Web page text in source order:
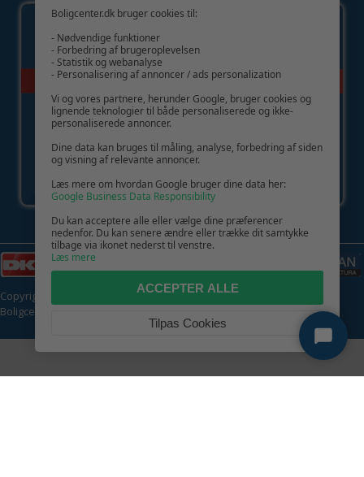
Copyright © 2026 | CVR: DK41222093 | Alle rettigheder forbeholdes |
Boligcenter.dk
Boligcenter.dk bruger cookies til:
- Nødvendige funktioner
- Forbedring af brugeroplevelsen
- Statistik og webanalyse
- Personalisering af annoncer / ads personalization
Vi og vores partnere, herunder Google, bruger cookies og
lignende teknologier til både personaliserede og ikke-
personaliserede annoncer.
Dine data kan bruges til måling, analyse, forbedring af siden
og visning af relevante annoncer.
Læs mere om hvordan Google bruger dine data her:
Google Business Data Responsibility
Du kan acceptere alle eller vælge dine præferencer
nedenfor. Du kan senere ændre eller trække dit samtykke
tilbage via ikonet nederst til venstre.
Læs mere
ACCEPTER ALLE
Tilpas Cookies